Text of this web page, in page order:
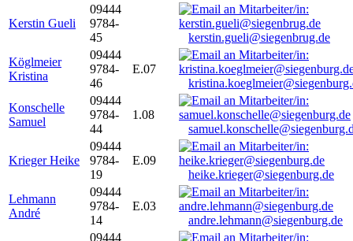
Kerstin Gueli
09444
9784-
45
kerstin.gueli@siegenbrug.de
Köglmeier
Kristina
09444
9784-
46
E.07
Konschelle
Samuel
09444
9784-
44
1.08
Krieger Heike
09444
9784-
19
E.09
heike.krieger@siegenburg.de
Lehmann
André
09444
9784-
14
E.03
andre.lehmann@siegenburg.de
09444